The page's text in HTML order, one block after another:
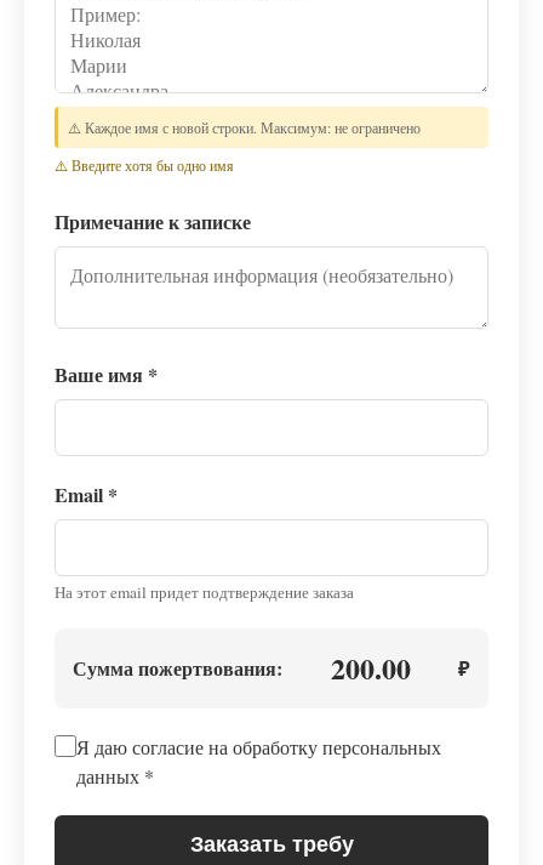
⚠️ Каждое имя с новой строки. Максимум: не ограничено
⚠️ Введите хотя бы одно имя
Примечание к записке
Ваше имя *
Email *
На этот email придет подтверждение заказа
Сумма пожертвования: 200.00 ₽
Я даю согласие на обработку персональных
данных *
Заказать требу